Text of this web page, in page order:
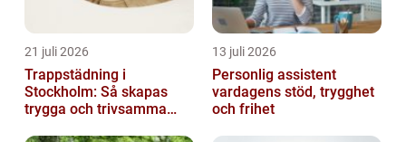
21 juli 2026
Trappstädning i
Stockholm: Så skapas
trygga och trivsamma
13 juli 2026
Personlig assistent
vardagens stöd, trygghet
och frihet